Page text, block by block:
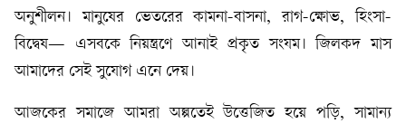
অনুশীলন। মানুষের ভেতরের কামনা-বাসনা, রাগ-ক্ষোভ, হিংসা-
বিদ্বেষ— এসবকে নিয়ন্ত্রণে আনাই প্রকৃত সংযম। জিলকদ মাস
আমাদের সেই সুযোগ এনে দেয়।
আজকের সমাজে আমরা অল্পতেই উত্তেজিত হয়ে পড়ি, সামান্য